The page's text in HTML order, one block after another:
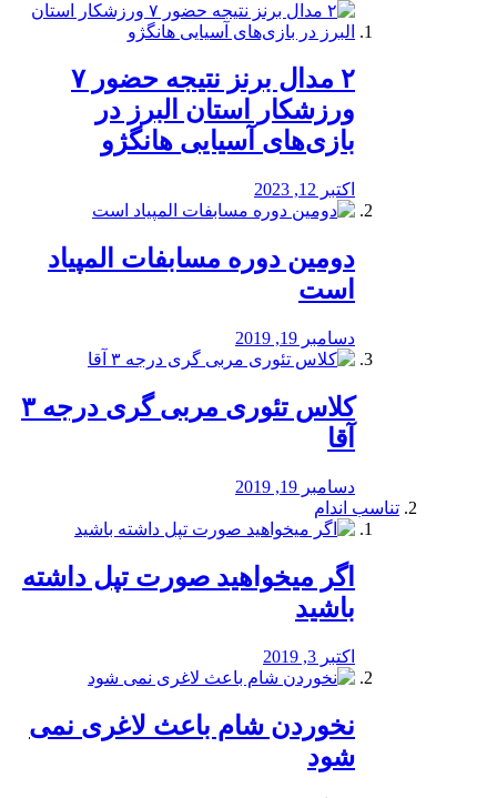
۲ مدال برنز نتیجه حضور ۷
ورزشکار استان البرز در
بازی‌های آسیایی هانگژو
اکتبر 12, 2023
دومین دوره مسابفات المپیاد
است
دسامبر 19, 2019
کلاس تئوری مربی گری درجه ۳
آقا
دسامبر 19, 2019
تناسب اندام
اگر میخواهید صورت تپل داشته
باشید
اکتبر 3, 2019
نخوردن شام باعث لاغری نمی
‌شود